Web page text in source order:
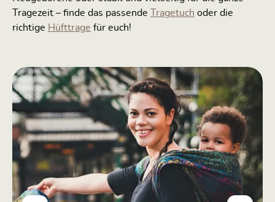
Tragezeit – finde das passende
Tragetuch oder die
richtige Hüfttrage für euch!
Bildergalerie überspringen
Babytragetuch gewebt – vielfältige Trage- &amp;